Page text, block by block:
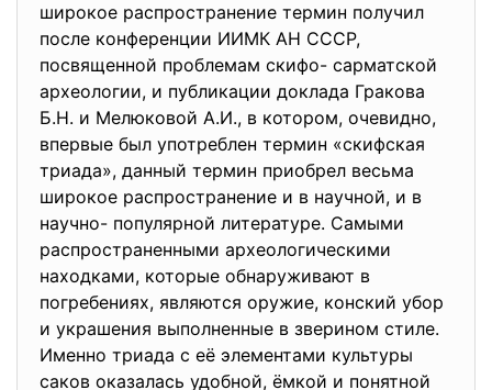
широкое распространение термин получил
после конференции ИИМК АН СССР,
посвященной проблемам скифо- сарматской
археологии, и публикации доклада Гракова
Б.Н. и Мелюковой А.И., в котором, очевидно,
впервые был употреблен термин «скифская
триада», данный термин приобрел весьма
широкое распространение и в научной, и в
научно- популярной литературе. Самыми
распространенными археологическими
находками, которые обнаруживают в
погребениях, являются оружие, конский убор
и украшения выполненные в зверином стиле.
Именно триада с её элементами культуры
саков оказалась удобной, ёмкой и понятной